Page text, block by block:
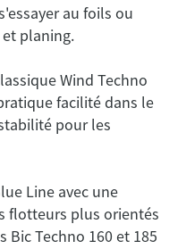
au foils ou
Wind Techno
facilité dans le
pour les
Line avec une
flotteurs plus orientés
Bic Techno 160 et 185